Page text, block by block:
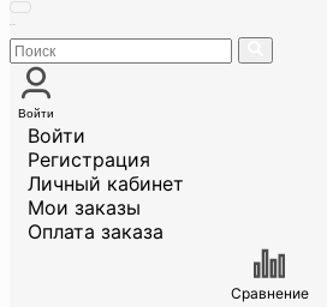
Войти
Войти
Регистрация
Личный кабинет
Мои заказы
Оплата заказа
Сравнение